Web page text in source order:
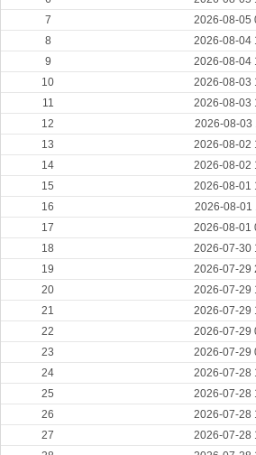
7
2026-08-05
8
2026-08-04
9
2026-08-04
10
2026-08-03
11
2026-08-03
12
2026-08-03
13
2026-08-02
14
2026-08-02
15
2026-08-01
16
2026-08-01
17
2026-08-01
18
2026-07-30
19
2026-07-29
20
2026-07-29
21
2026-07-29
22
2026-07-29
23
2026-07-29
24
2026-07-28
25
2026-07-28
26
2026-07-28
27
2026-07-28